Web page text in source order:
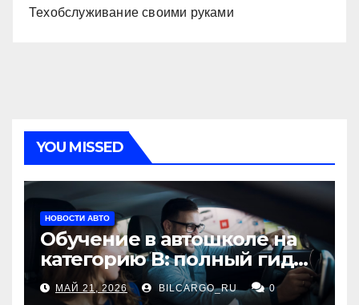
Техобслуживание своими руками
YOU MISSED
НОВОСТИ АВТО
Обучение в автошколе на
категорию В: полный гид
для будущих водителей
МАЙ 21, 2026 BILCARGO_RU 0